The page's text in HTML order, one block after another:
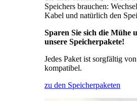
Speichers brauchen:
Kabel und natürlich den
Sparen Sie sich die Mühe
unsere Speicherpakete!
Jedes Paket ist sorgfältig
kompatibel.
zu den Speicherpaketen